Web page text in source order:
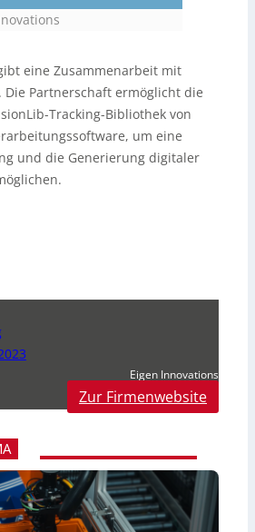
eine Zusammenarbeit mit
Die Partnerschaft ermöglicht die
Tracking-Bibliothek von
um eine
und die Generierung digitaler
Eigen Innovations
Zur Firmenwebsite